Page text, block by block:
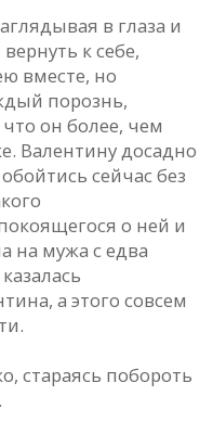
в глаза и
к себе,
вместе, но
порознь,
он более, чем
Валентину досадно
сейчас без
о ней и
на мужа с едва
а этого совсем
стараясь побороть